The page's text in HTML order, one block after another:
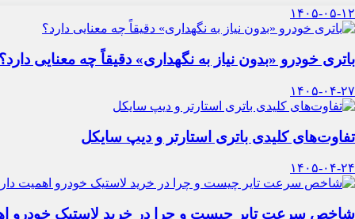
۱۴۰۵-۰۵-۱۲
باتری خودرو «بدون نیاز به نگهداری» دقیقاً چه معنایی دارد؟
۱۴۰۵-۰۴-۲۷
تفاوت‌های کلیدی باتری استارتر و دیپ سایکل
۱۴۰۵-۰۴-۲۴
شاخص سرعت تایر چیست و چرا در خرید لاستیک خودرو